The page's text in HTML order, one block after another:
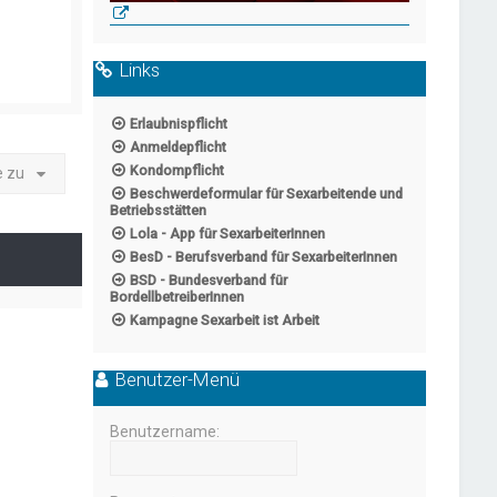
zu
Links
Erlaubnispflicht
Anmeldepflicht
Kondompflicht
Beschwerdeformular für Sexarbeitende und
Betriebsstätten
Lola - App für SexarbeiterInnen
BesD - Berufsverband für SexarbeiterInnen
BSD - Bundesverband für
BordellbetreiberInnen
Kampagne Sexarbeit ist Arbeit
Benutzer-Menü
Benutzername: